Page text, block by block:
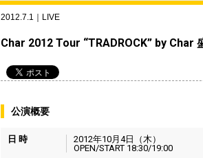
2012.7.1｜LIVE
Char 2012 Tour “TRADROCK” by Char
公演概要
日 時
2012年10月4日（木）
OPEN/START 18:30/19:00